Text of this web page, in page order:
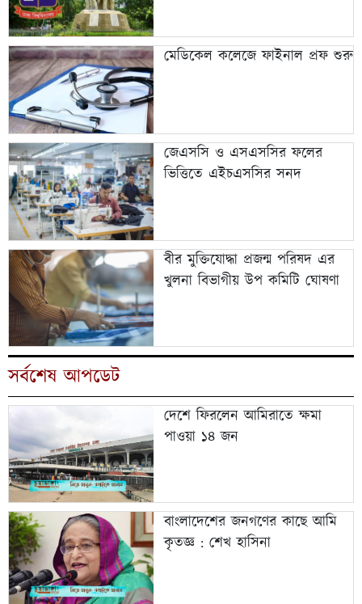
মেডিকেল কলেজে ফাইনাল প্রফ শুরু
জেএসসি ও এসএসসির ফলের
ভিত্তিতে এইচএসসির সনদ
বীর মুক্তিযোদ্ধা প্রজন্ম পরিষদ এর
খুলনা বিভাগীয় উপ কমিটি ঘোষণা
সর্বশেষ আপডেট
দেশে ফিরলেন আমিরাতে ক্ষমা
পাওয়া ১৪ জন
বাংলাদেশের জনগণের কাছে আমি
কৃতজ্ঞ : শেখ হাসিনা